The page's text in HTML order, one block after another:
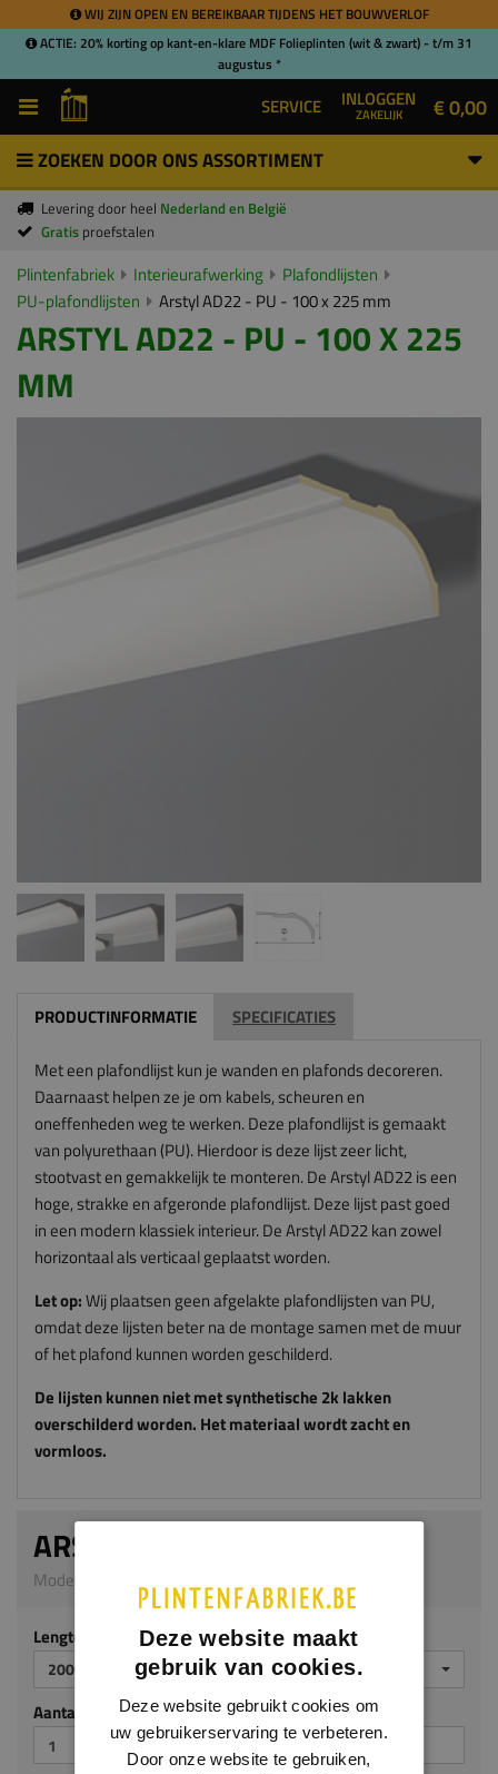
WIJ ZIJN OPEN EN BEREIKBAAR TIJDENS HET BOUWVERLOF
ACTIE: 20% korting op kant-en-klare MDF Folieplinten (wit & zwart) - t/m 31
augustus *
SERVICE INLOGGEN
ZAKELIJK € 0,00
ZOEKEN DOOR ONS ASSORTIMENT
Levering door heel Nederland en België
Gratis proefstalen
Plintenfabriek Interieurafwerking
Plafondlijsten
PU-plafondlijsten
Arstyl AD22 - PU - 100 x 225 mm
ARSTYL AD22 - PU - 100 X 225
MM
PRODUCTINFORMATIE SPECIFICATIES
Met een plafondlijst kun je wanden en plafonds decoreren.
Daarnaast helpen ze je om kabels, scheuren en
oneffenheden weg te werken. Deze plafondlijst is gemaakt
van polyurethaan (PU). Hierdoor is deze lijst zeer licht,
stootvast en gemakkelijk te monteren. De Arstyl AD22 is een
hoge, strakke en afgeronde plafondlijst. Deze lijst past goed
in een modern klassiek interieur. De Arstyl AD22 kan zowel
horizontaal als verticaal geplaatst worden.
Let op:Wij plaatsen geen afgelakte plafondlijsten van PU,
omdat deze lijsten beter na de montage samen met de muur
of het plafond kunnen worden geschilderd.
De lijsten kunnen niet met synthetische 2k lakken
overschilderd worden. Het materiaal wordt zacht en
vormloos.
ARSTYL AD22
Model AP02 | 100 x 225 mm | PU
Lengte (mm)
2000
Aantal stuks
Deze website maakt
gebruik van cookies.
Deze website gebruikt cookies om
uw gebruikerservaring te verbeteren.
Door onze website te gebruiken,